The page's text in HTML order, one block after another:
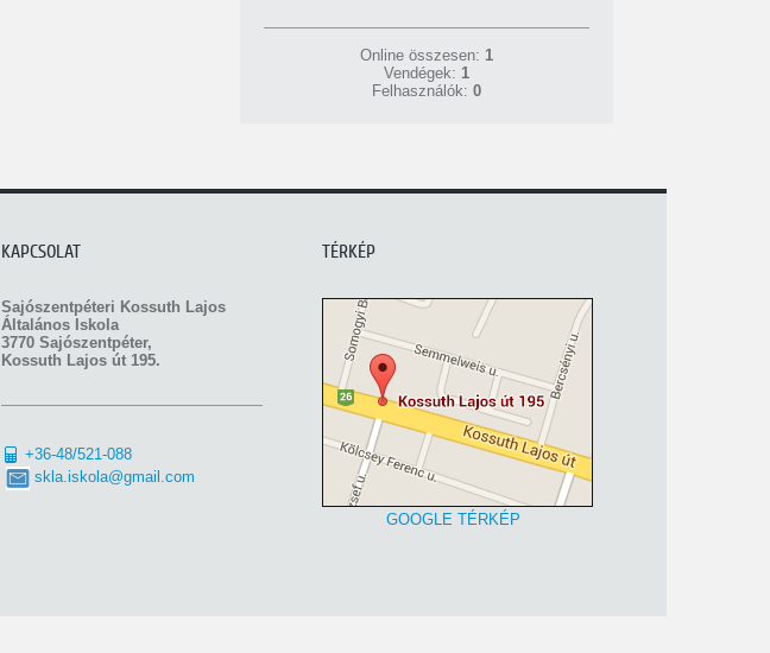
Online összesen: 1
Vendégek: 1
Felhasználók: 0
KAPCSOLAT
Sajószentpéteri Kossuth Lajos
Általános Iskola
3770 Sajószentpéter,
Kossuth Lajos út 195.
+36-48/521-088
skla.iskola@gmail.com
TÉRKÉP
GOOGLE TÉRKÉP